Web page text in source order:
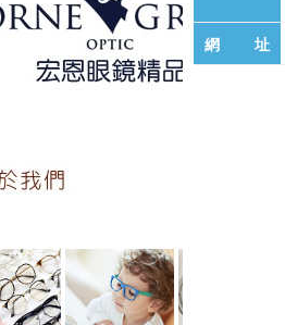
網 址